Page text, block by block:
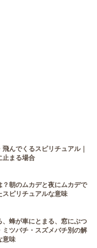
んでくるスピリチュアル｜
止まる場合
？朝のムカデと夜にムカデで
スピリチュアルな意味
、蜂が車にとまる、窓にぶつ
ミツバチ・スズメバチ別の解
意味